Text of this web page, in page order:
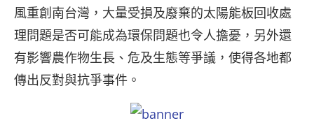
風重創南台灣，大量受損及廢棄的太陽能板回收處
理問題是否可能成為環保問題也令人擔憂，另外還
有影響農作物生長、危及生態等爭議，使得各地都
傳出反對與抗爭事件。